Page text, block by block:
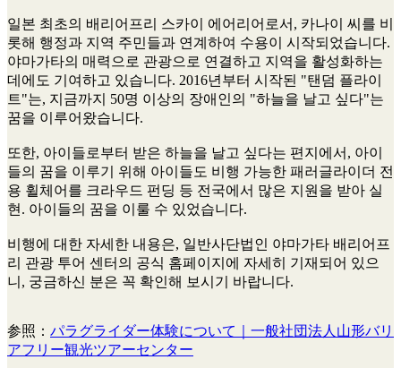
일본 최초의 배리어프리 스카이 에어리어로서, 카나이 씨를 비
롯해 행정과 지역 주민들과 연계하여 수용이 시작되었습니다.
야마가타의 매력으로 관광으로 연결하고 지역을 활성화하는
데에도 기여하고 있습니다. 2016년부터 시작된 "탠덤 플라이
트"는, 지금까지 50명 이상의 장애인의 "하늘을 날고 싶다"는
꿈을 이루어왔습니다.
또한, 아이들로부터 받은 하늘을 날고 싶다는 편지에서, 아이
들의 꿈을 이루기 위해 아이들도 비행 가능한 패러글라이더 전
용 휠체어를 크라우드 펀딩 등 전국에서 많은 지원을 받아 실
현. 아이들의 꿈을 이룰 수 있었습니다.
비행에 대한 자세한 내용은, 일반사단법인 야마가타 배리어프
리 관광 투어 센터의 공식 홈페이지에 자세히 기재되어 있으
니, 궁금하신 분은 꼭 확인해 보시기 바랍니다.
参照： パラグライダー体験について｜一般社団法人山形バリ
アフリー観光ツアーセンター